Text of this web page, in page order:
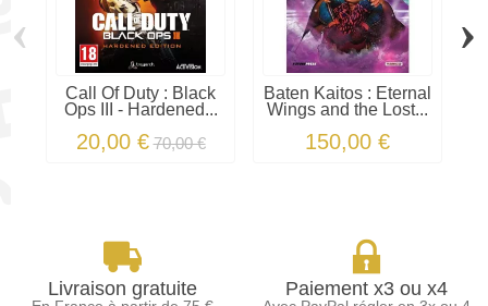
Call Of Duty : Black
Ops III - Hardened...
20,00 € 70,00 €
Baten Kaitos : Eternal
Wings and the Lost...
150,00 €
‹ ›
Livraison gratuite Paiement x3 ou x4